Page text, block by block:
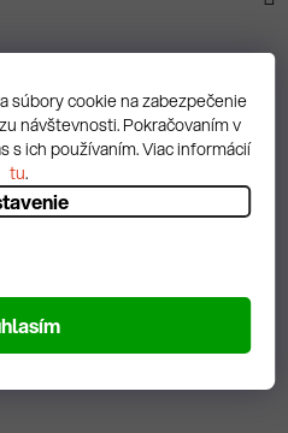
súbory cookie na zabezpečenie
návštevnosti. Pokračovaním v
s ich používaním. Viac informácií
tu.
väzba
hodnotenie